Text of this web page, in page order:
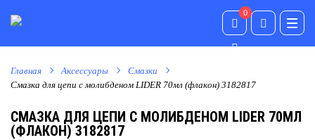
0
0
Главная Аксессуары
Смазки
Смазка для цепи с молибденом LIDER 70мл (флакон) 3182817
СМАЗКА ДЛЯ ЦЕПИ С МОЛИБДЕНОМ LIDER 70МЛ
(ФЛАКОН) 3182817